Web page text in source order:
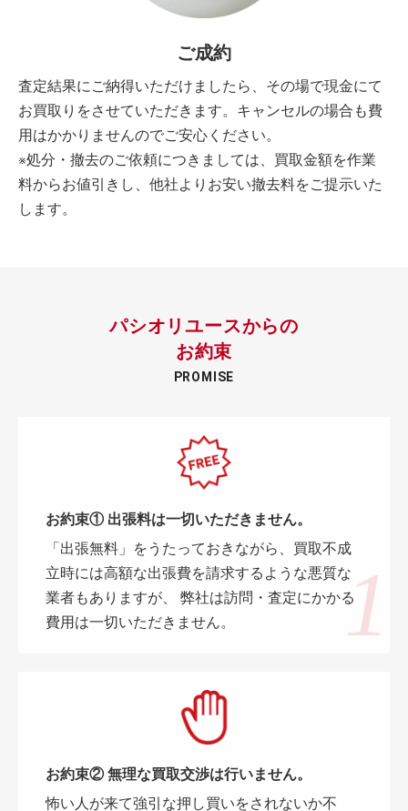
ご成約
査定結果にご納得いただけましたら、その場で現金にて
お買取りをさせていただきます。キャンセルの場合も費
用はかかりませんのでご安心ください。
※処分・撤去のご依頼につきましては、買取金額を作業
料からお値引きし、他社よりお安い撤去料をご提示いた
します。
パシオリユースからの
お約束
PROMISE
お約束① 出張料は一切いただきません。
「出張無料」をうたっておきながら、買取不成
立時には高額な出張費を請求するような悪質な
業者もありますが、 弊社は訪問・査定にかかる
費用は一切いただきません。
お約束② 無理な買取交渉は行いません。
怖い人が来て強引な押し買いをされないか不